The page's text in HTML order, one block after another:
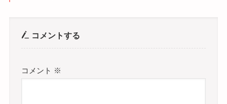
コメントする
コメント ※